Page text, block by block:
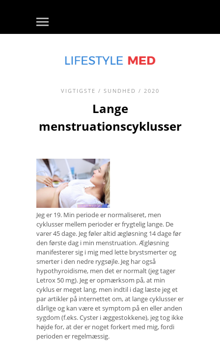
VIGTIGSTE / SUNDHED / 2020
Lange
menstruationscyklusser
Jeg er 19. Min periode er normaliseret, men
cyklusser mellem perioder er frygtelig lange. De
varer 45 dage. Jeg føler altid ægløsning 14 dage før
den første dag i min menstruation. Ægløsning
manifesterer sig i mig med lette brystsmerter og
smerter i den nedre rygsøjle. Jeg har også
hypothyroidisme, men det er normalt (jeg tager
Letrox 50 mg). Jeg er opmærksom på, at min
cyklus er meget lang, men indtil i dag læste jeg et
par artikler på internettet om, at lange cyklusser er
dårlige og kan være et symptom på en eller anden
sygdom (f.eks. Cyster i æggestokkene), jeg tog ikke
højde for, at der er noget forkert med mig, fordi
perioden er regelmæssig.